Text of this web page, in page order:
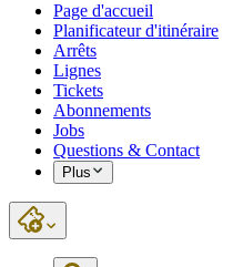
Page d'accueil
Planificateur d'itinéraire
Arrêts
Lignes
Tickets
Abonnements
Jobs
Questions & Contact
Plus